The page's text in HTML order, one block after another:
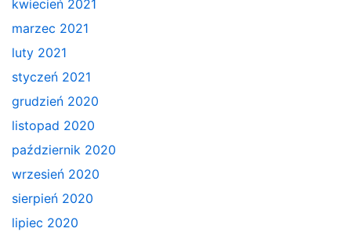
kwiecień 2021
marzec 2021
luty 2021
styczeń 2021
grudzień 2020
listopad 2020
październik 2020
wrzesień 2020
sierpień 2020
lipiec 2020